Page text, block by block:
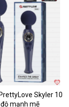
Skyler 10
mạnh mẽ